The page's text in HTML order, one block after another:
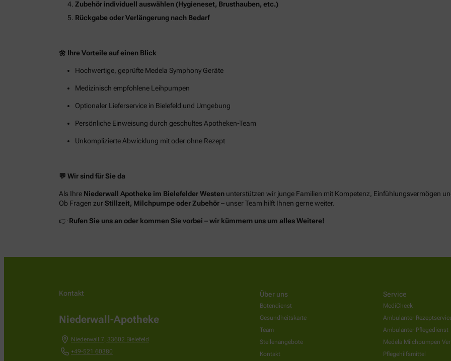
Zubehör individuell auswählen (Hygieneset, Brusthauben, etc.)
Rückgabe oder Verlängerung nach Bedarf
🌼 Ihre Vorteile auf einen Blick
Hochwertige, geprüfte Medela Symphony Geräte
Medizinisch empfohlene Leihpumpen
Optionaler Lieferservice in Bielefeld und Umgebung
Persönliche Einweisung durch geschultes Apotheken-Team
Unkomplizierte Abwicklung mit oder ohne Rezept
💬 Wir sind für Sie da
Als Ihre Niederwall Apotheke im Bielefelder Westen unterstützen wir junge Familien mit Kompetenz, Einfühlungsvermögen
Ob Fragen zurStillzeit, Milchpumpe oder Zubehör– unser Team hilft Ihnen gerne weiter.
👉 Rufen Sie uns an oder kommen Sie vorbei – wir kümmern uns um alles Weitere!
Kontakt
Niederwall-Apotheke
Niederwall 7, 33602 Bielefeld
+49-521 60380
Über uns
Botendienst
Gesundheitskarte
Team
Stellenangebote
Kontakt
Service
MediCheck
Ambulanter
Ambulanter Pflegedienst
Medela Milchpumpen
Pflegehilfsmittel